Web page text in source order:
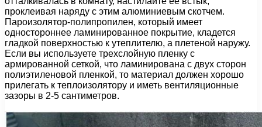
проклеивая наряду с этим алюминиевым скотчем.
Пароизолятор-полипропилен, который имеет
одностороннее ламинированное покрытие, кладется
гладкой поверхностью к утеплителю, а плетеной наружу.
Если вы используете трехслойную пленку с
армированной сеткой, что ламинирована с двух сторон
полиэтиленовой пленкой, то материал должен хорошо
прилегать к теплоизолятору и иметь вентиляционные
зазоры в 2-5 сантиметров.